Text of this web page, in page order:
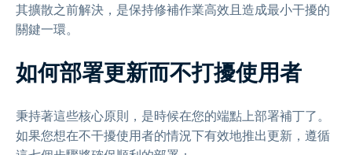
其擴散之前解決，是保持修補作業高效且造成最小干擾的
關鍵一環。
如何部署更新而不打擾使用者
秉持著這些核心原則，是時候在您的端點上部署補丁了。
如果您想在不干擾使用者的情況下有效地推出更新，遵循